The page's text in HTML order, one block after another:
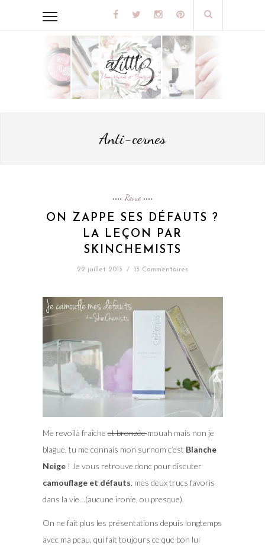
Anti-cernes
Revue
ON ZAPPE SES DÉFAUTS ?
LA LEÇON PAR
SKINCHEMISTS
22 juillet 2013 / 13 Commentaires
Me revoilà fraîcheet bronzéemouah mais non je
blague, tu me connais mon surnom c’est Blanche
Neige! Je vous retrouve donc pour discuter
camouflage et défauts , mes deux trucs favoris
dans la vie…(aucune ironie, ou presque).
On ne fait plus les présentations depuis longtemps
avec ma peau, qui fait toujours ce que bon lui